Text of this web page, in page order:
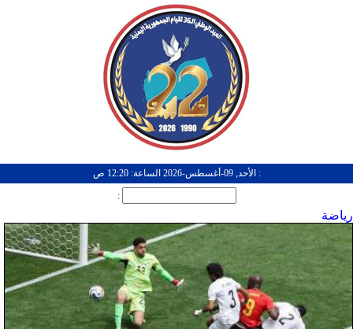
: الأحد, 09-أغسطس-2026 الساعة: 12:20 ص
:
رياضة